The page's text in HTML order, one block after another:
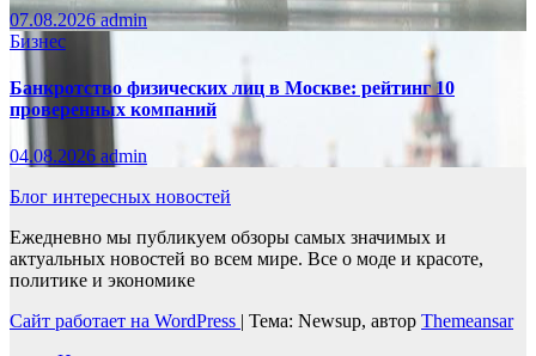
07.08.2026admin
Бизнес
Банкротство физических лиц в Москве: рейтинг 10
проверенных компаний
04.08.2026 admin
Блог интересных новостей
Ежедневно мы публикуем обзоры самых значимых и
актуальных новостей во всем мире. Все о моде и красоте,
политике и экономике
Сайт работает на WordPress
Тема: Newsup, автор Themeansar